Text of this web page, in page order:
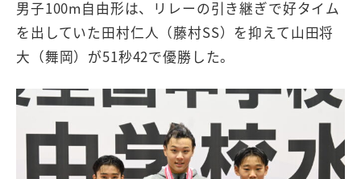
男子100m自由形は、リレーの引き継ぎで好タイム
を出していた田村仁人（藤村SS）を抑えて山田将
大（舞岡）が51秒42で優勝した。